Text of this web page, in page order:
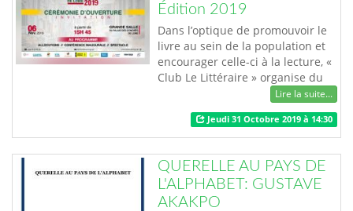
Édition 2019
Dans l’optique de promouvoir le
livre au sein de la population et
encourager celle-ci à la lecture, «
Club Le Littéraire » organise du
06 au 10 novembre prochain au
palais des congrès de Lomé, la
3ème édition de la Foire
Internationale du Livre de Lomé
(FI2L). Portée par Steve BODJONA,
diplômate, écrivain et promoteur
culturel togolais, et axé…
Lire la suite...
Jeudi 31 Octobre 2019 à 14:30
QUERELLE AU PAYS DE
L'ALPHABET: GUSTAVE
AKAKPO